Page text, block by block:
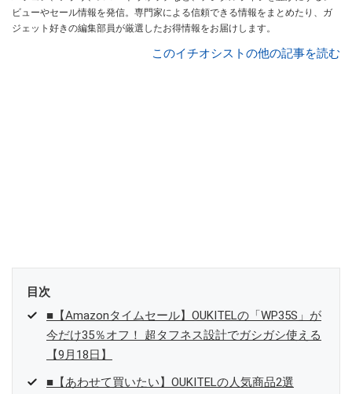
ビューやセール情報を発信。専門家による信頼できる情報をまとめたり、ガ
ジェット好きの編集部員が厳選したお得情報をお届けします。
このイチオシストの他の記事を読む
目次
■【Amazonタイムセール】OUKITELの「WP35S」が
今だけ35％オフ！ 超タフネス設計でガシガシ使える
【9月18日】
■【あわせて買いたい】OUKITELの人気商品2選